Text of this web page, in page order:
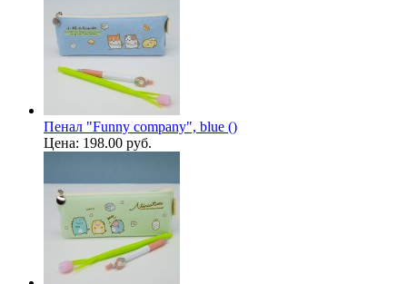
Пенал "Funny company", blue ()
Цена: 198.00 руб.